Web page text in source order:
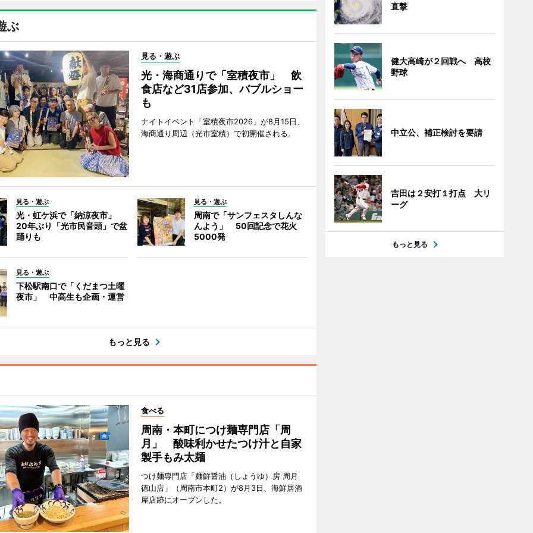
ぶ
見る・遊ぶ
光・海商通りで「室積夜市」 飲
食店など31店参加、バブルショー
も
ナイトイベント「室積夜市2026」が8月15日、
海商通り周辺（光市室積）で初開催される。
見る・遊ぶ
光・虹ケ浜で「納涼夜市」
20年ぶり「光市民音頭」で盆
踊りも
見る・遊ぶ
周南で「サンフェスタしんな
んよう」 50回記念で花火
5000発
見る・遊ぶ
下松駅南口で「くだまつ土曜
夜市」 中高生も企画・運営
もっと見る
食べる
周南・本町につけ麺専門店「周
月」 酸味利かせたつけ汁と自家
製手もみ太麺
つけ麺専門店「麺鮮醤油（しょうゆ）房 周月
徳山店」（周南市本町2）が8月3日、海鮮居酒
屋店跡にオープンした。
直撃
健大高崎が２回戦へ 高校
野球
中立公、補正検討を要請
吉田は２安打１打点 大リ
ーグ
もっと見る